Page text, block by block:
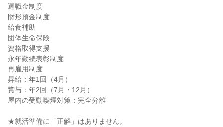
退職金制度
財形預金制度
給食補助
団体生命保険
資格取得支援
永年勤続表彰制度
再雇用制度
昇給：年1回（4月）
賞与：年2回（7月・12月）
屋内の受動喫煙対策：完全分離
★就活準備に「正解」はありません。